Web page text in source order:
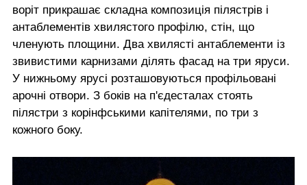
воріт прикрашає складна композиція пілястрів і
антаблементів хвилястого профілю, стін, що
членують площини. Два хвилясті антаблементи із
звивистими карнизами ділять фасад на три яруси.
У нижньому ярусі розташовуються профільовані
арочні отвори. З боків на п'єдесталах стоять
пілястри з корінфськими капітелями, по три з
кожного боку.